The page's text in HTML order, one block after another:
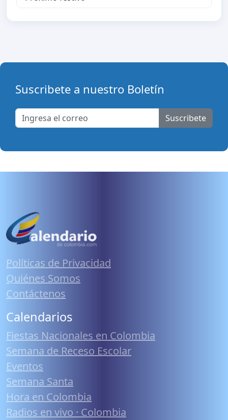
Suscribete a nuestro Boletín
Suscribete
Políticas de Privacidad
Quiénes Somos
Contáctenos
Calendarios
Fiestas Nacionales en Colombia
Semana de Receso Escolar
Eventos
Semana Santa
Hora en Colombia
Radios en vivo · Colombia